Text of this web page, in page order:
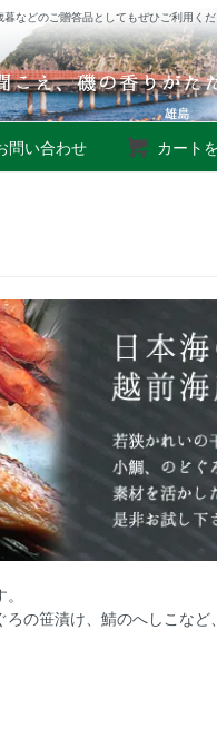
などのご贈答品としてもぜひご利用くだ
問い合わせ カート
の笹漬け、鯖のへしこな